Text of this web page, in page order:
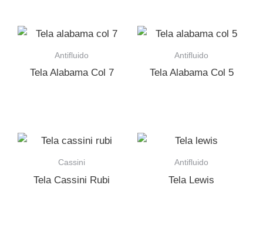
Antifluido
Tela Alabama Col 7
Antifluido
Tela Alabama Col 5
Cassini
Tela Cassini Rubi
Antifluido
Tela Lewis